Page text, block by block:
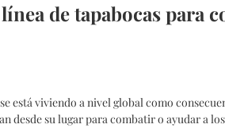
de tapabocas para
está viviendo a nivel global como
desde su lugar para combatir o ayudar a